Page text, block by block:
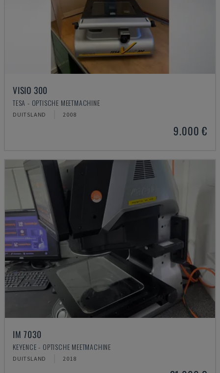
VISIO 300
TESA - OPTISCHE MEETMACHINE
DUITSLAND 2008
9.000 €
IM 7030
KEYENCE - OPTISCHE MEETMACHINE
DUITSLAND 2018